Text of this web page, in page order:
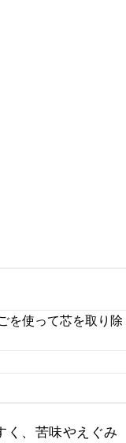
を使って芯を取り除
く、苦味やえぐみ